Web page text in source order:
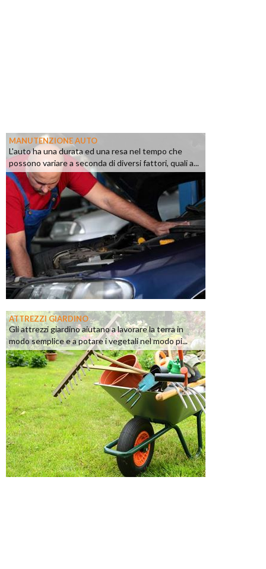
MANUTENZIONE AUTO
L'auto ha una durata ed una resa nel tempo che
possono variare a seconda di diversi fattori, quali a...
ATTREZZI GIARDINO
Gli attrezzi giardino aiutano a lavorare la terra in
modo semplice e a potare i vegetali nel modo pi...